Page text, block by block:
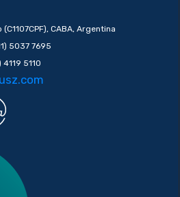
CABA, Argentina
5037 7695
5110